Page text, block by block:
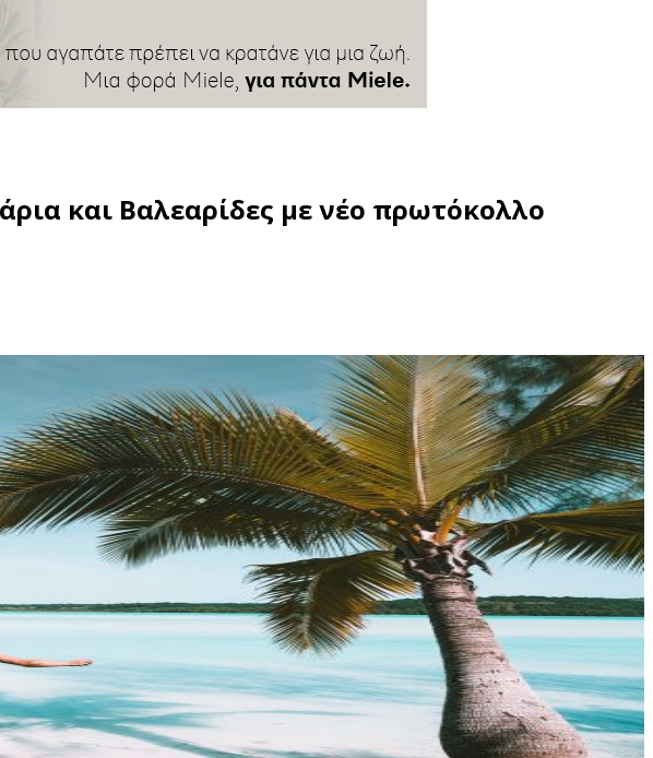
και Βαλεαρίδες με νέο πρωτόκολλο